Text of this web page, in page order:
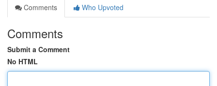
Comments
Who Upvoted
Comments
Submit a Comment
No HTML